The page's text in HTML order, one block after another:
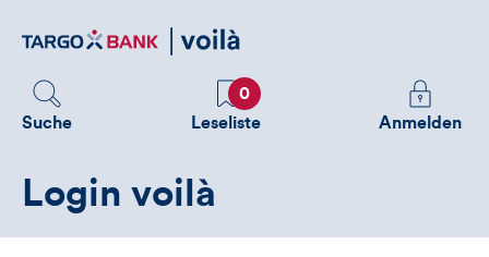
zum
Suche
Favoriten
0
Leseliste
Melden
Sie
Anmelden
Login voilà